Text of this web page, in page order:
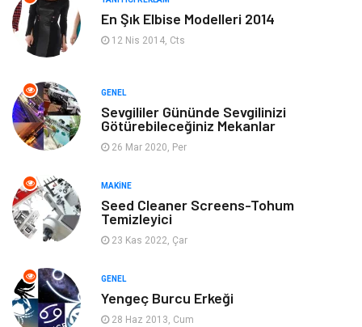
Ev Dekorasyon Organizasyon
Anne & Çocuk Genel Kültür
Ev İşleri
Gençlik & Eğlence
Mobilya
Evlilik Rehberi
Astroloji Keyfinizi Kaçırmayın
En Şık Elbise Modelleri 2014
12 Nis 2014, Cts
GENEL
Sevgililer Gününde Sevgilinizi
Götürebileceğiniz Mekanlar
26 Mar 2020, Per
MAKINE
Seed Cleaner Screens-Tohum
Temizleyici
23 Kas 2022, Çar
GENEL
Yengeç Burcu Erkeği
28 Haz 2013, Cum